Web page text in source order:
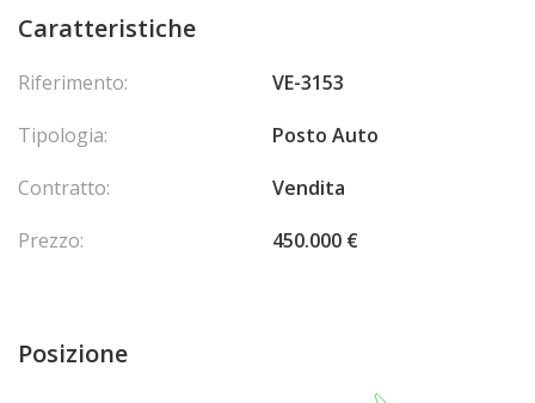
Caratteristiche
Riferimento:
VE-3153
Tipologia:
Posto Auto
Contratto:
Vendita
Prezzo:
450.000 €
Posizione